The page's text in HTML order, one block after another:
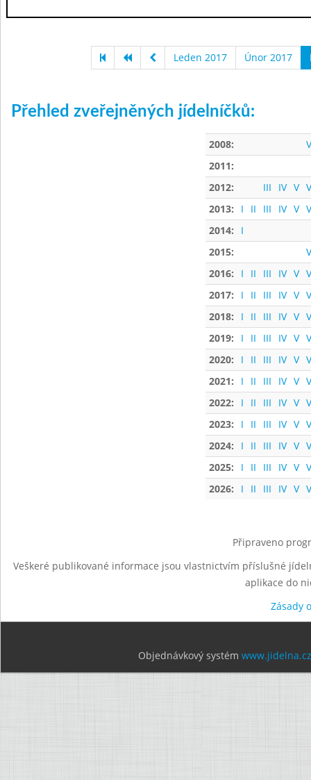
Leden 2017 Únor 2017
Přehled zveřejněných jídelníčků:
2008:
2011:
2012:
III IV V
2013:
I II III IV V
2014:
I
2015:
2016:
I II III IV V
2017:
I II III IV V
2018:
I II III IV V
2019:
I II III IV V
2020:
I II III IV V
2021:
I II III IV V
2022:
I II III IV V
2023:
I II III IV V
2024:
I II III IV V
2025:
I II III IV V
2026:
I II III IV V
Připraveno
Veškeré publikované informace jsou vlastnictvím příslušné
aplikace do
Zásady
Objednávkový systém www.jidelna.cz